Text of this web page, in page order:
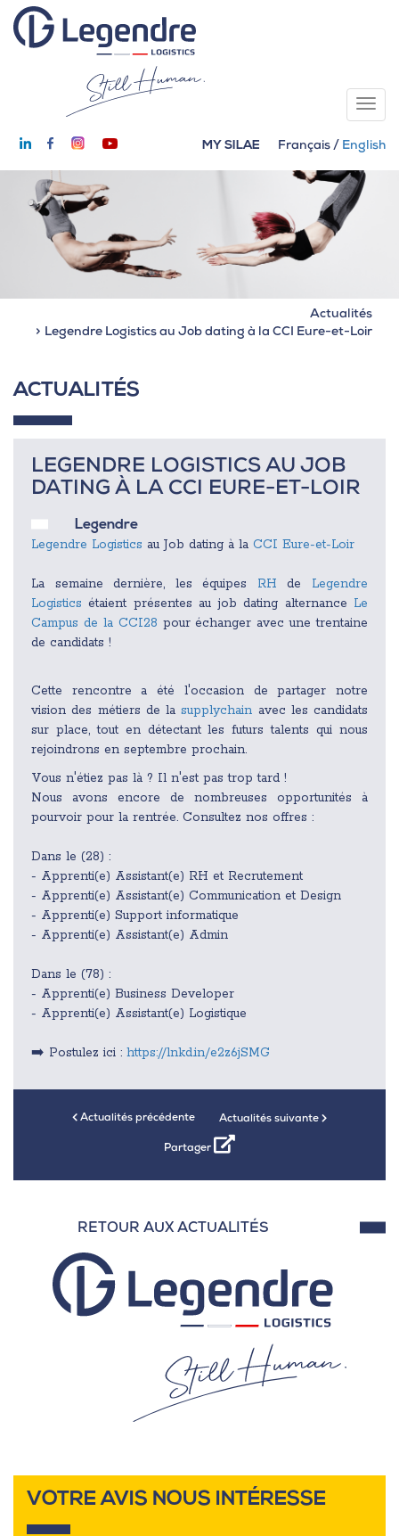
MY SILAE Français / English
Actualités
Legendre Logistics au Job dating à la CCI Eure-et-Loir
ACTUALITÉS
LEGENDRE LOGISTICS AU JOB
DATING À LA CCI EURE-ET-LOIR
Legendre
Legendre Logistics au Job dating à la CCI Eure-et-Loir
La semaine dernière, les équipes RH de Legendre
Logistics étaient présentes au job dating alternance Le
Campus de la CCI28 pour échanger avec une trentaine
de candidats !
Cette rencontre a été l'occasion de partager notre
vision des métiers de lasupplychain avec les candidats
sur place, tout en détectant les futurs talents qui nous
rejoindrons en septembre prochain.
Vous n'étiez pas là ? Il n'est pas trop tard !
Nous avons encore de nombreuses opportunités à
pourvoir pour la rentrée. Consultez nos offres :
Dans le (28) :
- Apprenti(e) Assistant(e) RH et Recrutement
- Apprenti(e) Assistant(e) Communication et Design
- Apprenti(e) Support informatique
- Apprenti(e) Assistant(e) Admin
Dans le (78) :
- Apprenti(e) Business Developer
- Apprenti(e) Assistant(e) Logistique
➡️ Postulez ici : https://lnkd.in/e2z6jSMG
Actualités précédente Actualités suivante
Partager
RETOUR AUX ACTUALITÉS
VOTRE AVIS NOUS INTÉRESSE